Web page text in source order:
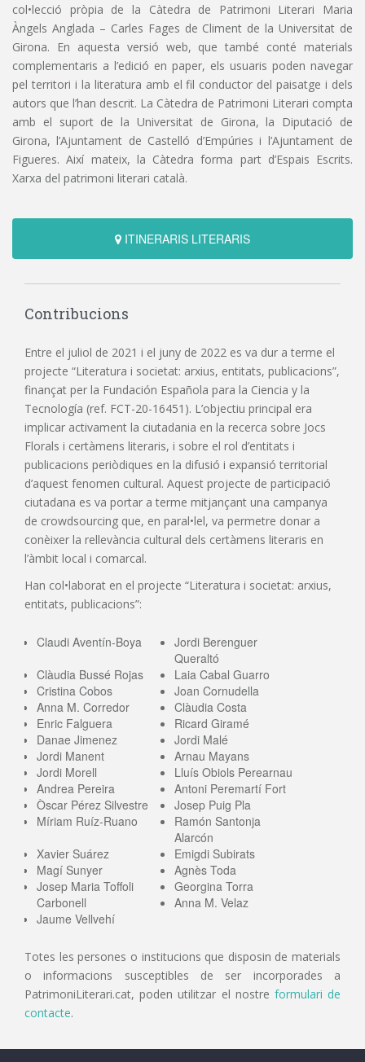
col•lecció pròpia de la Càtedra de Patrimoni Literari Maria
Àngels Anglada – Carles Fages de Climent de la Universitat de
Girona. En aquesta versió web, que també conté materials
complementaris a l’edició en paper, els usuaris poden navegar
pel territori i la literatura amb el fil conductor del paisatge i dels
autors que l’han descrit. La Càtedra de Patrimoni Literari compta
amb el suport de la Universitat de Girona, la Diputació de
Girona, l’Ajuntament de Castelló d’Empúries i l’Ajuntament de
Figueres. Així mateix, la Càtedra forma part d’Espais Escrits.
Xarxa del patrimoni literari català.
ITINERARIS LITERARIS
Contribucions
Entre el juliol de 2021 i el juny de 2022 es va dur a terme el
projecte “Literatura i societat: arxius, entitats, publicacions”,
finançat per la Fundación Española para la Ciencia y la
Tecnología (ref. FCT-20-16451). L’objectiu principal era
implicar activament la ciutadania en la recerca sobre Jocs
Florals i certàmens literaris, i sobre el rol d’entitats i
publicacions periòdiques en la difusió i expansió territorial
d’aquest fenomen cultural. Aquest projecte de participació
ciutadana es va portar a terme mitjançant una campanya
de crowdsourcing que, en paral•lel, va permetre donar a
conèixer la rellevància cultural dels certàmens literaris en
l’àmbit local i comarcal.
Han col•laborat en el projecte “Literatura i societat: arxius,
entitats, publicacions”:
Claudi Aventín-Boya
Jordi Berenguer
Queraltó
Clàudia Bussé Rojas
Laia Cabal Guarro
Cristina Cobos
Joan Cornudella
Anna M. Corredor
Clàudia Costa
Enric Falguera
Ricard Giramé
Danae Jimenez
Jordi Malé
Jordi Manent
Arnau Mayans
Jordi Morell
Lluís Obiols Perearnau
Andrea Pereira
Antoni Peremartí Fort
Òscar Pérez Silvestre
Josep Puig Pla
Míriam Ruíz-Ruano
Ramón Santonja
Alarcón
Xavier Suárez
Emigdi Subirats
Magí Sunyer
Agnès Toda
Josep Maria Toffoli
Carbonell
Georgina Torra
Anna M. Velaz
Jaume Vellvehí
Totes les persones o institucions que disposin de materials
o informacions susceptibles de ser incorporades a
PatrimoniLiterari.cat, poden utilitzar el nostre formulari de
contacte.